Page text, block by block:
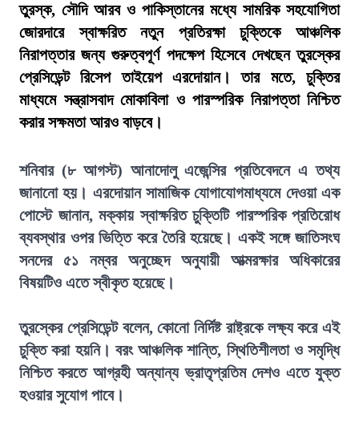
তুরস্ক, সৌদি আরব ও পাকিস্তানের মধ্যে সামরিক সহযোগিতা
জোরদারে স্বাক্ষরিত নতুন প্রতিরক্ষা চুক্তিকে আঞ্চলিক
নিরাপত্তার জন্য গুরুত্বপূর্ণ পদক্ষেপ হিসেবে দেখছেন তুরস্কের
প্রেসিডেন্ট রিসেপ তাইয়েপ এরদোয়ান। তার মতে, চুক্তির
মাধ্যমে সন্ত্রাসবাদ মোকাবিলা ও পারস্পরিক নিরাপত্তা নিশ্চিত
করার সক্ষমতা আরও বাড়বে।
শনিবার (৮ আগস্ট) আনাদোলু এজেন্সির প্রতিবেদনে এ তথ্য
জানানো হয়। এরদোয়ান সামাজিক যোগাযোগমাধ্যমে দেওয়া এক
পোস্টে জানান, মক্কায় স্বাক্ষরিত চুক্তিটি পারস্পরিক প্রতিরোধ
ব্যবস্থার ওপর ভিত্তি করে তৈরি হয়েছে। একই সঙ্গে জাতিসংঘ
সনদের ৫১ নম্বর অনুচ্ছেদ অনুযায়ী আত্মরক্ষার অধিকারের
বিষয়টিও এতে স্বীকৃত হয়েছে।
তুরস্কের প্রেসিডেন্ট বলেন, কোনো নির্দিষ্ট রাষ্ট্রকে লক্ষ্য করে এই
চুক্তি করা হয়নি। বরং আঞ্চলিক শান্তি, স্থিতিশীলতা ও সমৃদ্ধি
নিশ্চিত করতে আগ্রহী অন্যান্য ভ্রাতৃপ্রতিম দেশও এতে যুক্ত
হওয়ার সুযোগ পাবে।